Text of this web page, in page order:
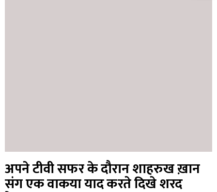
अपने टीवी सफर के दौरान शाहरुख ख़ान
संग एक वाकया याद करते दिखे शरद